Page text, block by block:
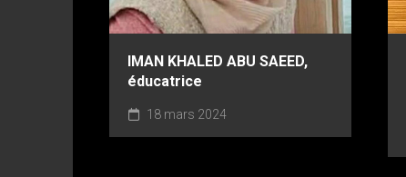
IMAN KHALED ABU SAEED,
éducatrice
18 mars 2024